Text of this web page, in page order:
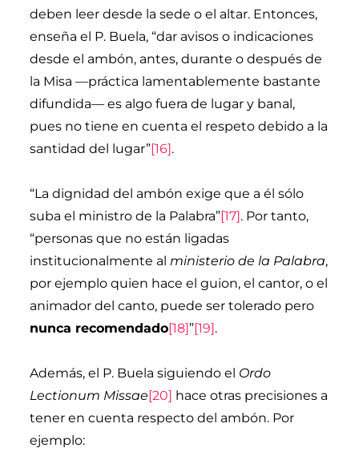
deben leer desde la sede o el altar. Entonces,
enseña el P. Buela, “dar avisos o indicaciones
desde el ambón, antes, durante o después de
la Misa —práctica lamentablemente bastante
difundida— es algo fuera de lugar y banal,
pues no tiene en cuenta el respeto debido a la
santidad del lugar”[16].
“La dignidad del ambón exige que a él sólo
suba el ministro de la Palabra”[17]. Por tanto,
“personas que no están ligadas
institucionalmente al ministerio de la Palabra,
por ejemplo quien hace el guion, el cantor, o el
animador del canto, puede ser tolerado pero
nunca recomendado[18]”[19].
Además, el P. Buela siguiendo el Ordo
Lectionum Missae[20] hace otras precisiones a
tener en cuenta respecto del ambón. Por
ejemplo: